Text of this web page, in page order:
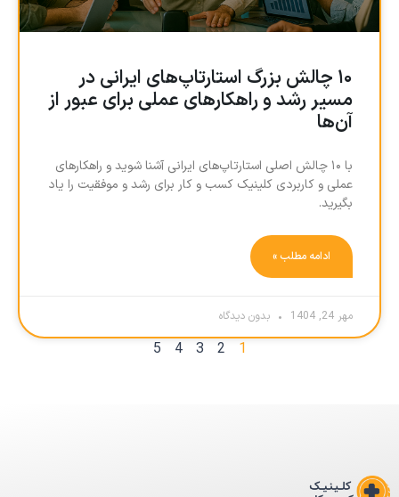
۱۰ چالش بزرگ استارتاپ‌های ایرانی در
مسیر رشد و راهکارهای عملی برای عبور از
آن‌ها
با ۱۰ چالش اصلی استارتاپ‌های ایرانی آشنا شوید و راهکارهای
عملی و کاربردی کلینیک کسب و کار برای رشد و موفقیت را یاد
بگیرید.
ادامه مطلب »
مهر 24, 1404 بدون دیدگاه
1
2
3
4
5